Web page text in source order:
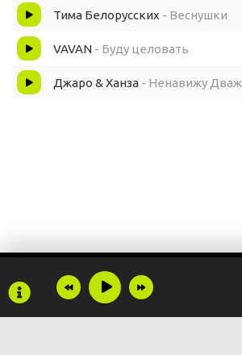
Тима Белорусских - Веснушки
VAVAN - Буду целовать
Джаро & Ханза - Ненавижу